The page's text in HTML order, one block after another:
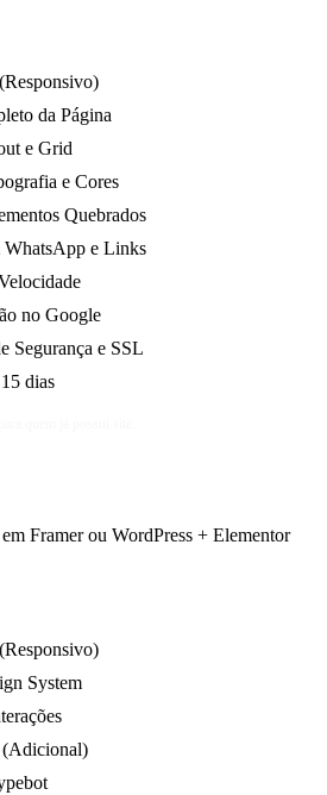
da Página
e Grid
e Cores
Quebrados
WhatsApp e Links
no Google
Segurança e SSL
dias
Framer ou WordPress + Elementor
System